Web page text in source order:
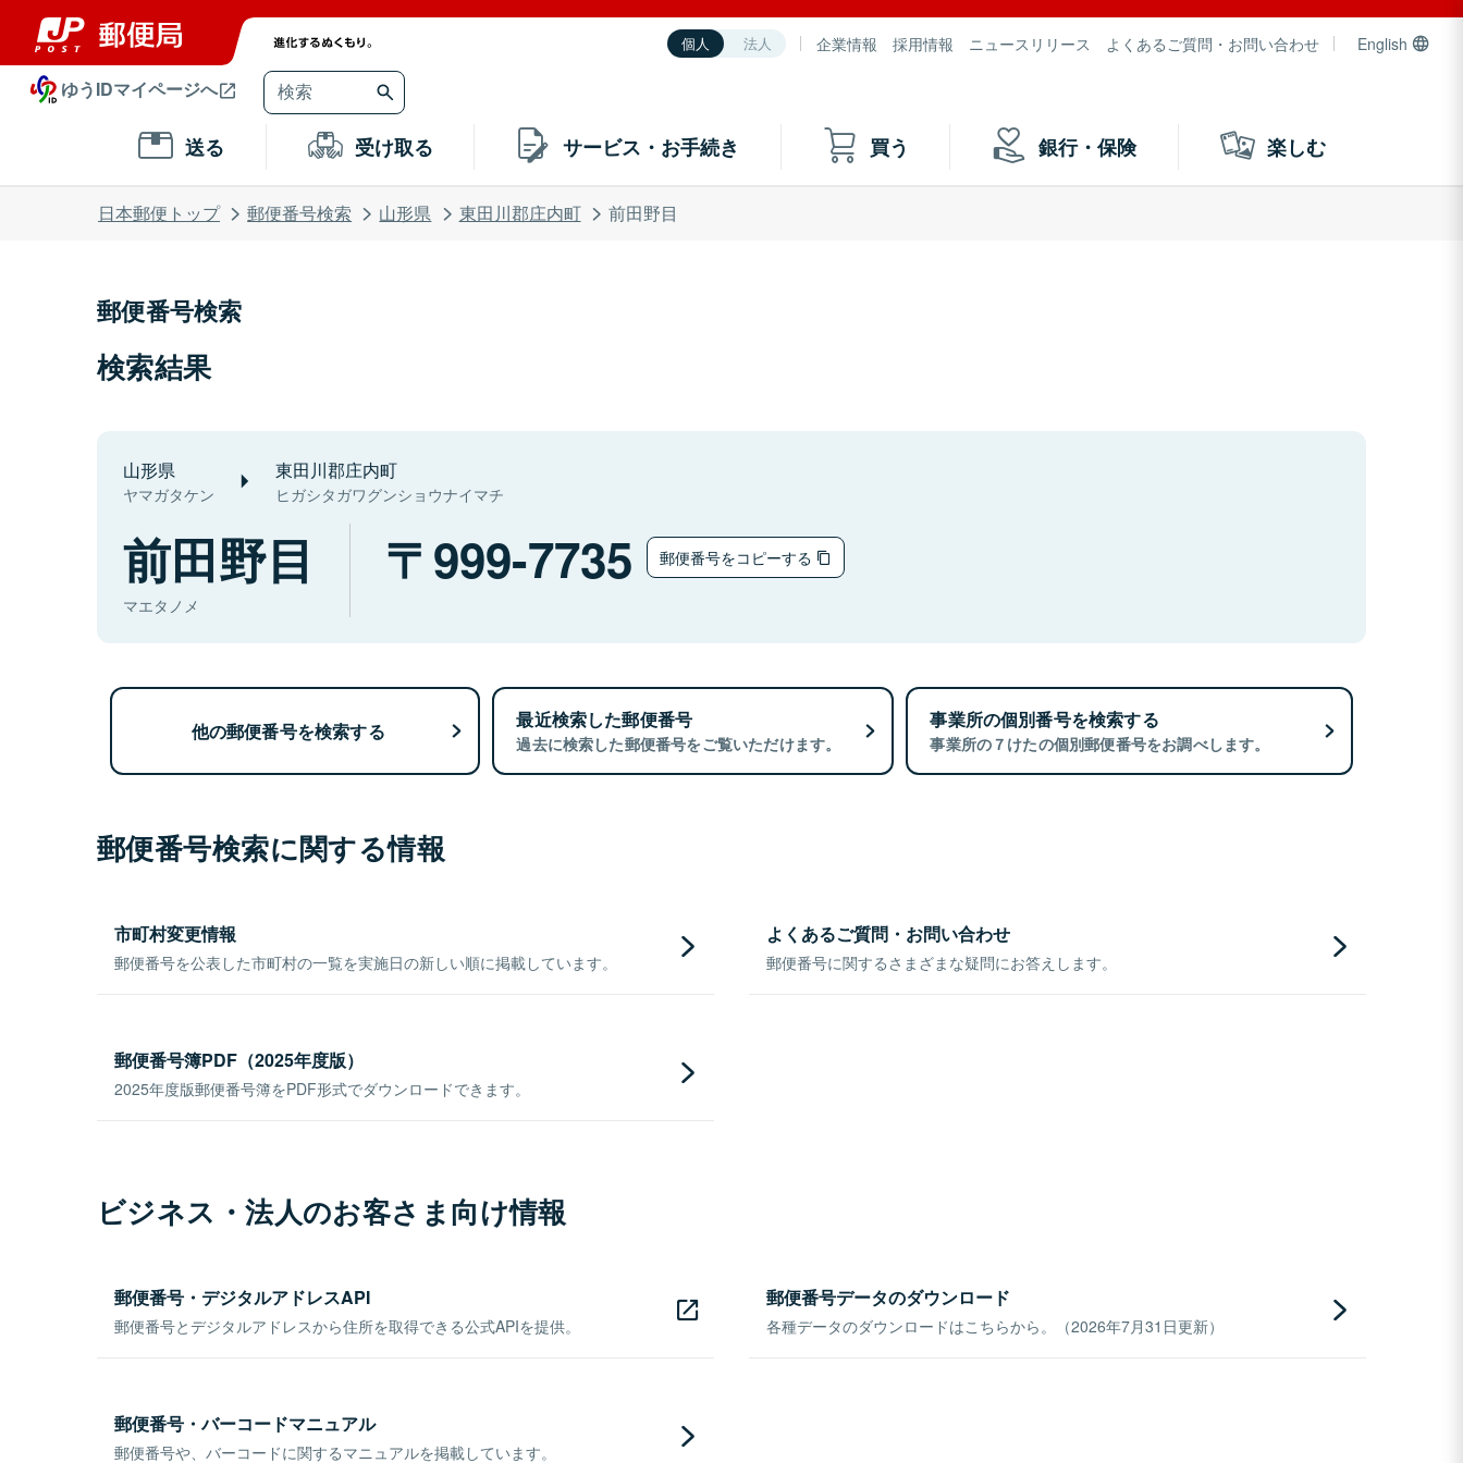
個人 法人 企業情報 採用情報 ニュースリリース よくあるご質問・お問い合わせ English
ゆうIDマイページへ
送る 受け取る サービス・お手続き 買う 銀行・保険 楽しむ
日本郵便トップ 郵便番号検索 山形県 東田川郡庄内町 前田野目
郵便番号検索
検索結果
山形県
ヤマガタケン
東田川郡庄内町
ヒガシタガワグンショウナイマチ
前田野目
マエタノメ
999-7735 郵便番号をコピーする
他の郵便番号を検索する 最近検索した郵便番号
過去に検索した郵便番号をご覧いただけます。
事業所の個別番号を検索する
事業所の７けたの個別郵便番号をお調べします。
郵便番号検索に関する情報
市町村変更情報
郵便番号を公表した市町村の一覧を実施日の新しい順に掲載しています。
よくあるご質問・お問い合わせ
郵便番号に関するさまざまな疑問にお答えします。
郵便番号簿PDF（2025年度版）
2025年度版郵便番号簿をPDF形式でダウンロードできます。
ビジネス・法人のお客さま向け情報
郵便番号・デジタルアドレスAPI
郵便番号とデジタルアドレスから住所を取得できる公式APIを提供。
郵便番号データのダウンロード
各種データのダウンロードはこちらから。（2026年7月31日更新）
郵便番号・バーコードマニュアル
郵便番号や、バーコードに関するマニュアルを掲載しています。